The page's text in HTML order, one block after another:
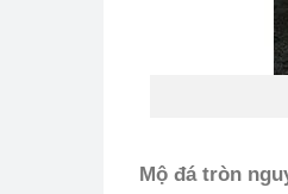
Mộ đá tròn